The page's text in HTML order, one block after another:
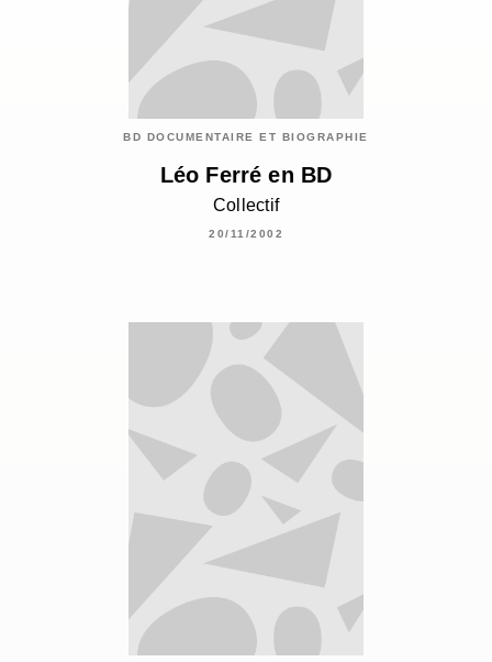
BD DOCUMENTAIRE ET BIOGRAPHIE
Léo Ferré en BD
Collectif
20/11/2002